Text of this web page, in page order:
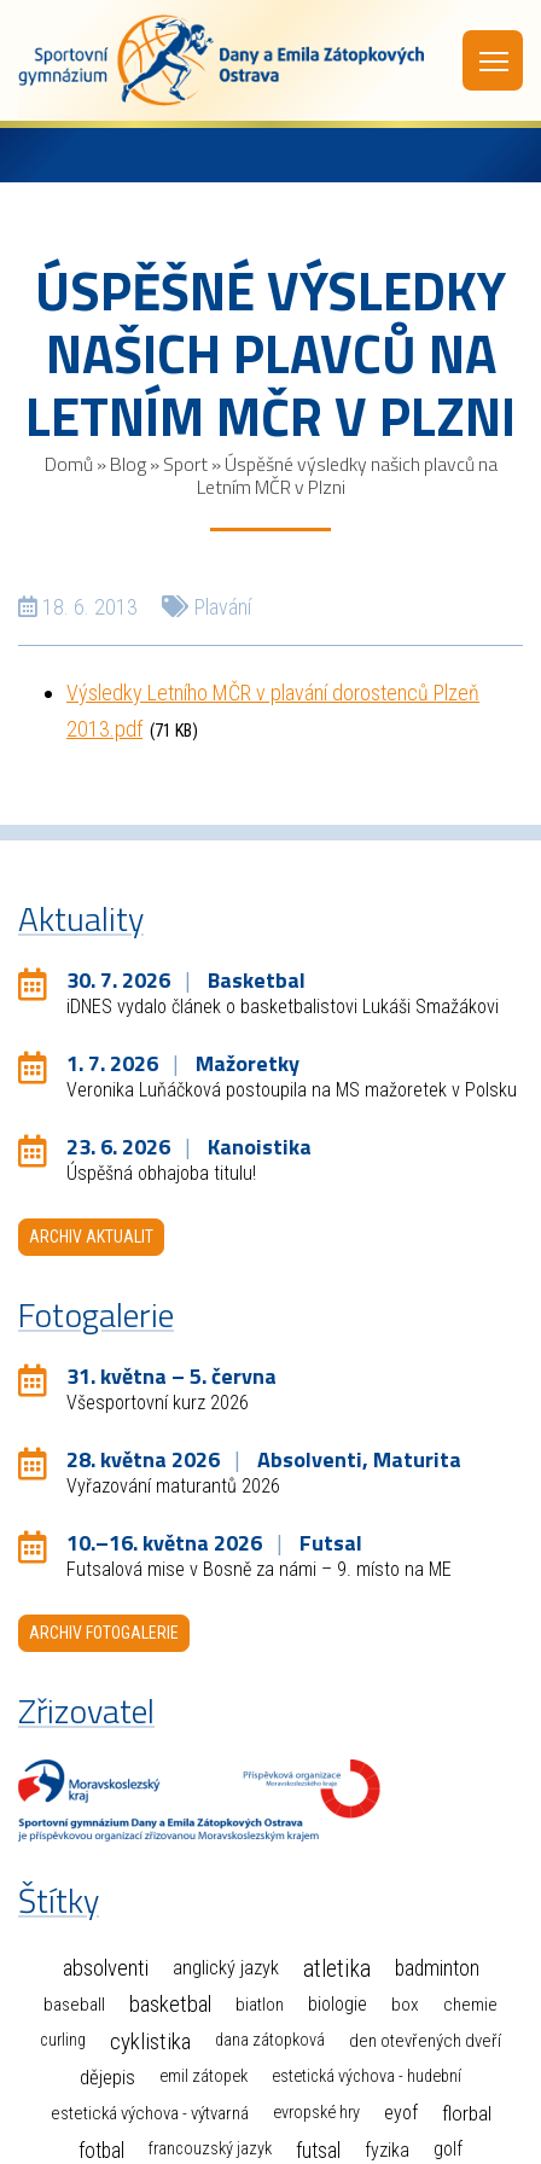
ÚSPĚŠNÉ VÝSLEDKY
NAŠICH PLAVCŮ NA
LETNÍM MČR V PLZNI
Domů »Blog»Sport»Úspěšné výsledky našich plavců na
Letním MČR v Plzni
18. 6. 2013 Plavání
Výsledky Letního MČR v plavání dorostenců Plzeň
2013.pdf (71 KB)
Aktuality
30. 7. 2026 Basketbal
iDNES vydalo článek o basketbalistovi Lukáši Smažákovi
1. 7. 2026 Mažoretky
Veronika Luňáčková postoupila na MS mažoretek v Polsku
23. 6. 2026 Kanoistika
Úspěšná obhajoba titulu!
ARCHIV AKTUALIT
Fotogalerie
31. května – 5. června
Všesportovní kurz 2026
28. května 2026 Absolventi, Maturita
Vyřazování maturantů 2026
10.–16. května 2026 Futsal
Futsalová mise v Bosně za námi – 9. místo na ME
ARCHIV FOTOGALERIE
Zřizovatel
Štítky
absolventi anglický jazyk atletika badminton
baseball basketbal biatlon biologie box chemie
curling cyklistika dana zátopková den otevřených dveří
dějepis emil zátopek estetická výchova - hudební
estetická výchova - výtvarná evropské hry eyof florbal
fotbal francouzský jazyk futsal fyzika golf